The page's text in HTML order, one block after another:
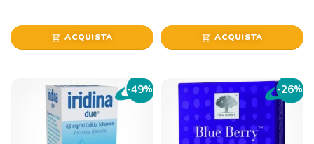
shopping_cart ACQUISTA shopping_cart ACQUISTA
-49% -26%